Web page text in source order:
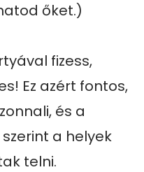
őket.)
fizess,
Ez azért fontos,
és a
a helyek
telni.